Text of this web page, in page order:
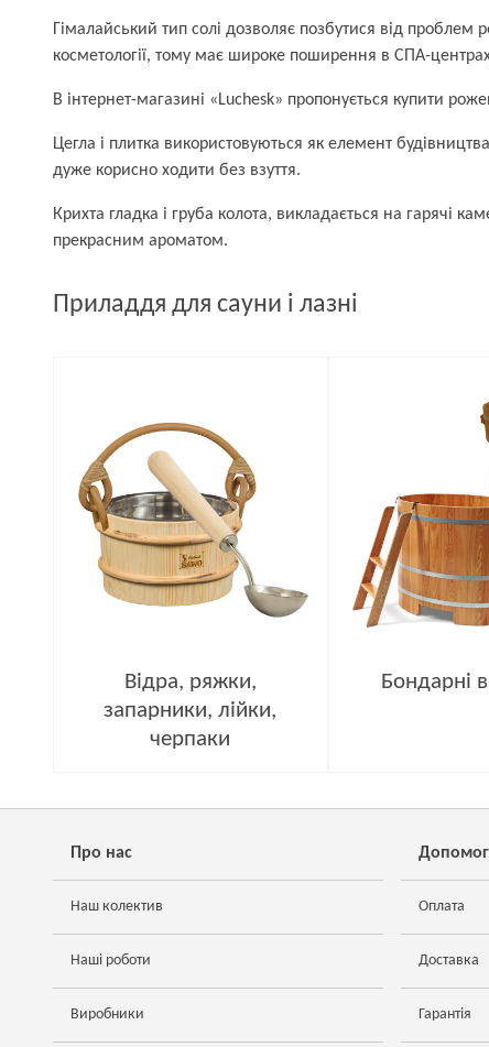
Гімалайський тип солі дозволяє позбутися від проблем
косметології, тому має широке поширення в СПА-
В інтернет-магазині «Luchesk» пропонується купити
Цегла і плитка використовуються як елемент
дуже корисно ходити без взуття.
Крихта гладка і груба колота, викладається на гарячі
прекрасним ароматом.
Приладдя для сауни і лазні
Відра, ряжки,
запарники, лійки,
черпаки
Бондарні
Про нас
Наш колектив
Наші роботи
Виробники
Оплата
Доставка
Гарантія